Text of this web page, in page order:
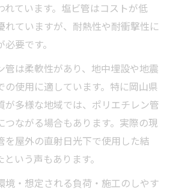
れています。塩ビ管はコストが低
れていますが、耐熱性や耐衝撃性に
要です。
管は柔軟性があり、地中埋設や地震
の使用に適しています。特に岡山県
が多様な地域では、ポリエチレン管
つながる場合もあります。実際の現
を屋外の直射日光下で使用した結
いう声もあります。
境・想定される負荷・施工のしやす